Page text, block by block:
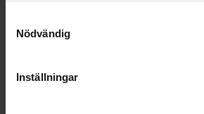
Nödvändig
Inställningar
utformas. Traditionerna inom
beroende på var i landet man
orter är det mindre vanligt med
det på andra orter är vanligt att